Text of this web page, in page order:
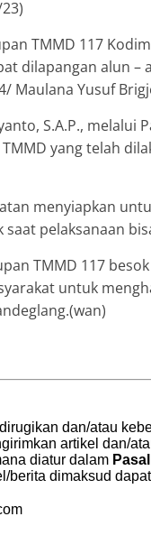
TMMD 117
dilapangan alun
Maulana Yusuf
S.A.P., melalui
yang telah
menyiapkan
pelaksanaan
TMMD 117
untuk